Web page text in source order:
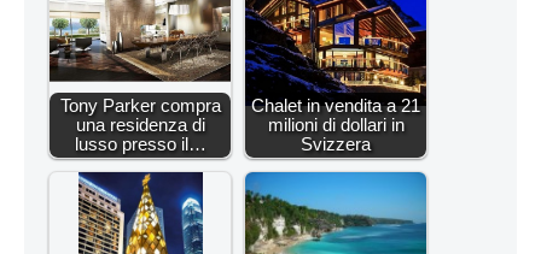
Tony Parker compra
una residenza di
lusso presso il…
Chalet in vendita a 21
milioni di dollari in
Svizzera